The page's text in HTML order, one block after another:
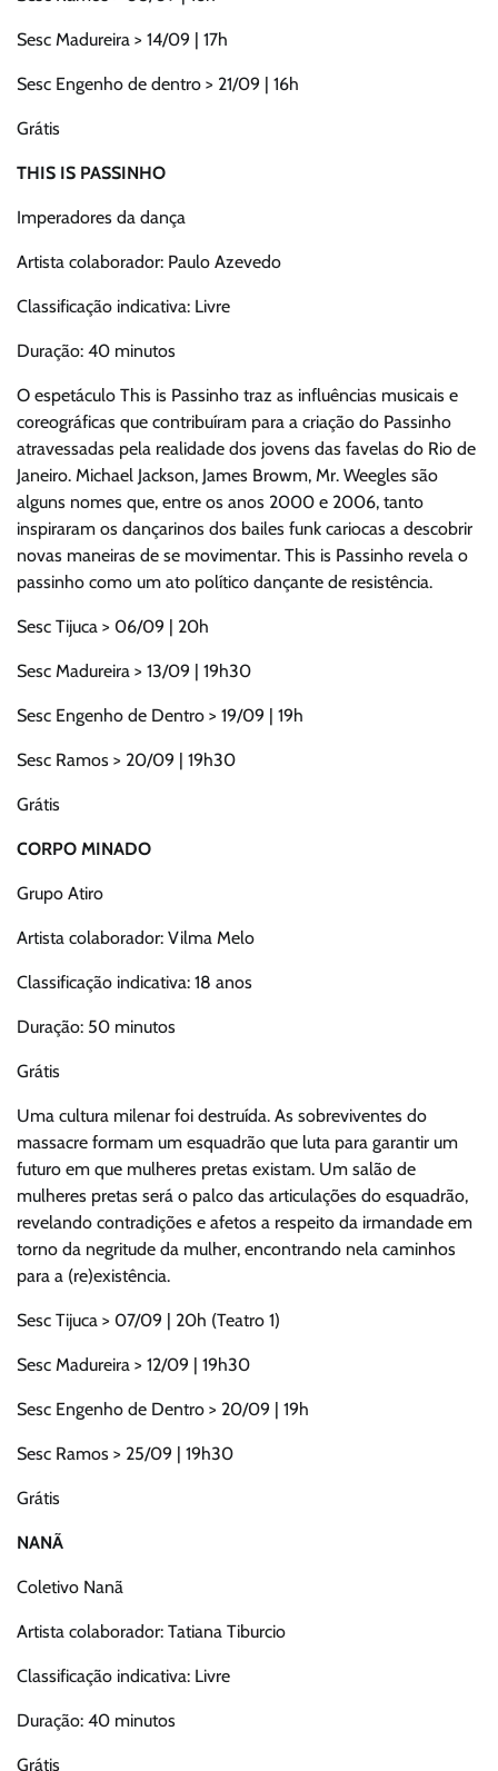
Sesc Madureira > 14/09 | 17h
Sesc Engenho de dentro > 21/09 | 16h
Grátis
THIS IS PASSINHO
Imperadores da dança
Artista colaborador: Paulo Azevedo
Classificação indicativa: Livre
Duração: 40 minutos
O espetáculo This is Passinho traz as influências musicais e
coreográficas que contribuíram para a criação do Passinho
atravessadas pela realidade dos jovens das favelas do Rio de
Janeiro. Michael Jackson, James Browm, Mr. Weegles são
alguns nomes que, entre os anos 2000 e 2006, tanto
inspiraram os dançarinos dos bailes funk cariocas a descobrir
novas maneiras de se movimentar. This is Passinho revela o
passinho como um ato político dançante de resistência.
Sesc Tijuca > 06/09 | 20h
Sesc Madureira > 13/09 | 19h30
Sesc Engenho de Dentro > 19/09 | 19h
Sesc Ramos > 20/09 | 19h30
Grátis
CORPO MINADO
Grupo Atiro
Artista colaborador: Vilma Melo
Classificação indicativa: 18 anos
Duração: 50 minutos
Grátis
Uma cultura milenar foi destruída. As sobreviventes do
massacre formam um esquadrão que luta para garantir um
futuro em que mulheres pretas existam. Um salão de
mulheres pretas será o palco das articulações do esquadrão,
revelando contradições e afetos a respeito da irmandade em
torno da negritude da mulher, encontrando nela caminhos
para a (re)existência.
Sesc Tijuca > 07/09 | 20h (Teatro 1)
Sesc Madureira > 12/09 | 19h30
Sesc Engenho de Dentro > 20/09 | 19h
Sesc Ramos > 25/09 | 19h30
Grátis
NANÃ
Coletivo Nanã
Artista colaborador: Tatiana Tiburcio
Classificação indicativa: Livre
Duração: 40 minutos
Grátis